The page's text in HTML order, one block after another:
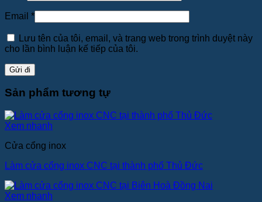
Email *
Lưu tên của tôi, email, và trang web trong trình duyệt này
cho lần bình luận kế tiếp của tôi.
Sản phẩm tương tự
Xem nhanh
Cửa cổng inox
Làm cửa cổng inox CNC tại thành phố Thủ Đức
Xem nhanh